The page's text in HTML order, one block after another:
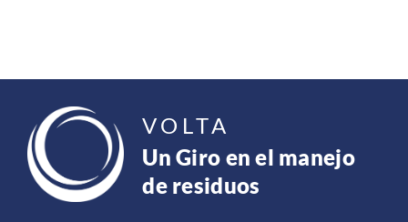
VOLTA
Un Giro en el manejo
de residuos